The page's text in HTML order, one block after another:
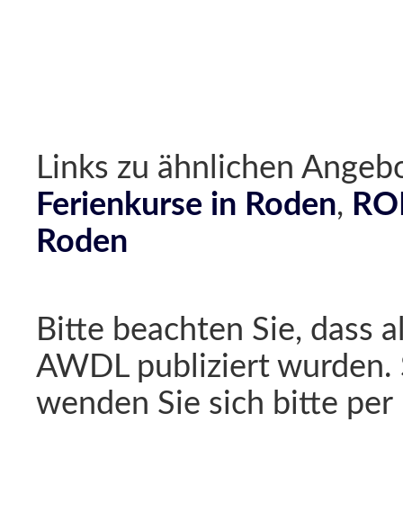
Links zu ähnlichen
Ferienkurse in Roden,
Roden
Bitte beachten Sie, dass
AWDL publiziert wurden.
wenden Sie sich bitte